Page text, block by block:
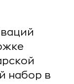
набор в